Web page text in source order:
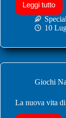
Leggi tutto
10
Giochi
La nuova vita